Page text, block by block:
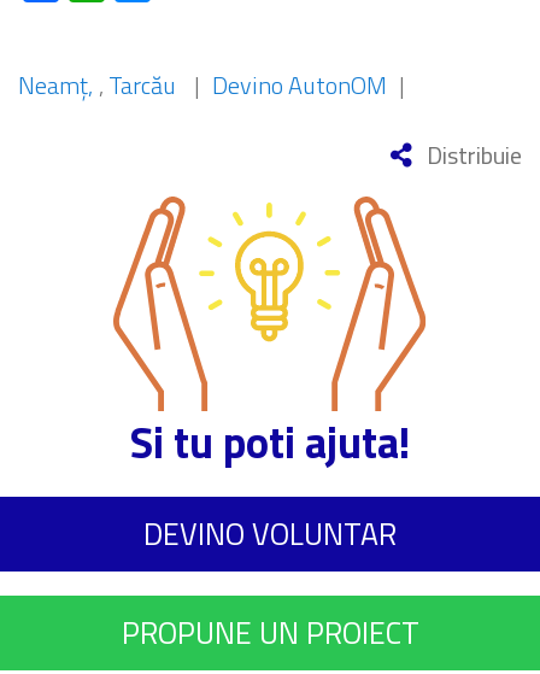
Neamț ,Tarcău | Devino AutonOM |
Distribuie
Si tu poti ajuta!
DEVINO VOLUNTAR
PROPUNE UN PROIECT